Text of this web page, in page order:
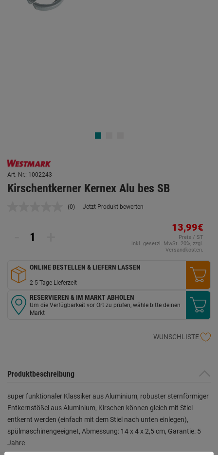
Art. Nr.: 1002243
Kirschentkerner Kernex Alu bes SB
Kein
(0) Jetzt Produkt bewerten
13,99€
Preis / ST
inkl. gesetzl. MwSt. 20%, zzgl.
Versandkosten.
ONLINE BESTELLEN & LIEFERN LASSEN
2-5 Tage Lieferzeit
RESERVIEREN & IM MARKT ABHOLEN
Um die Verfügbarkeit vor Ort zu prüfen, wähle bitte deinen
Markt
WUNSCHLISTE
Produktbeschreibung
super funktionaler Klassiker aus Aluminium, robuster sternförmiger
Entkernstößel aus Aluminium, Kirschen können gleich mit Stiel
entkernt werden (einfach mit dem Stiel nach unten einlegen),
spülmaschinengeeignet, Abmessung: 14 x 4 x 2,5 cm, Garantie: 5
Jahre